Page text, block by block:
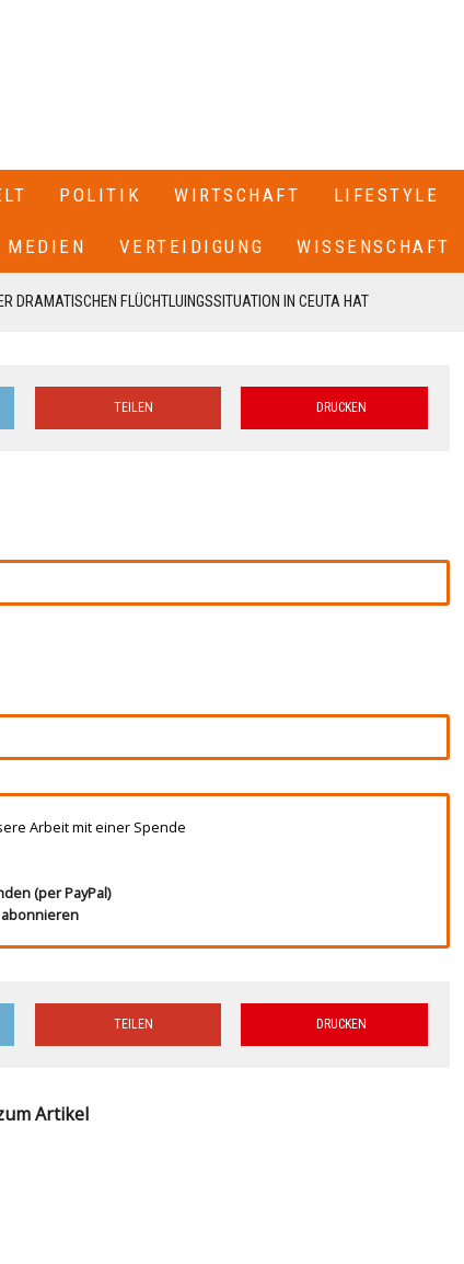
POLITIK WIRTSCHAFT LIFESTYLE
MEDIEN VERTEIDIGUNG WISSENSCHAFT
DRAMATISCHEN FLÜCHTLUINGSSITUATION IN CEUTA HAT
CDU UND CSU, FRIEDRICH MERZ UND MARKUS SÖDER,
(GEGEN MEXIKO) HABEN IN DER VERGANGENEN NACHT
TEILEN DRUCKEN
Arbeit mit einer Spende
(per PayPal)
abonnieren
TEILEN DRUCKEN
Artikel